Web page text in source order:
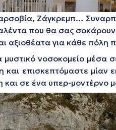
Ζάγκρεμπ…
που θα σας
αξιοθέατα για κάθε πόλη
νοσοκομείο
επισκεπτόμαστε
σε ένα υπερ-μοντέρνο